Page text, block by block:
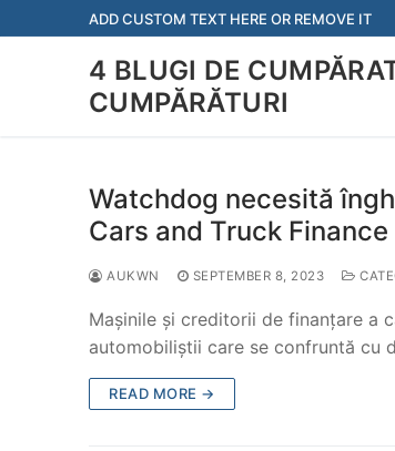
to
ADD CUSTOM TEXT HERE OR REMOVE IT
4 BLUGI DE
CUMPĂRĂTURI
Watchdog necesită
Cars and Truck
AUKWN SEPTEMBER 8, 2023
Mașinile și creditorii de finanțare a
automobiliștii care se confruntă cu
READ MORE →